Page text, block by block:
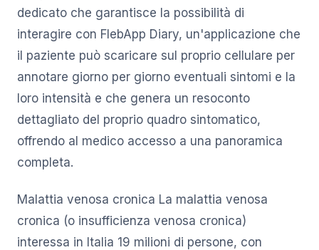
dedicato che garantisce la possibilità di
interagire con FlebApp Diary, un'applicazione che
il paziente può scaricare sul proprio cellulare per
annotare giorno per giorno eventuali sintomi e la
loro intensità e che genera un resoconto
dettagliato del proprio quadro sintomatico,
offrendo al medico accesso a una panoramica
completa.
Malattia venosa cronica La malattia venosa
cronica (o insufficienza venosa cronica)
interessa in Italia 19 milioni di persone, con